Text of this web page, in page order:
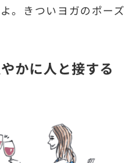
。きついヨガのポーズ
かに人と接する